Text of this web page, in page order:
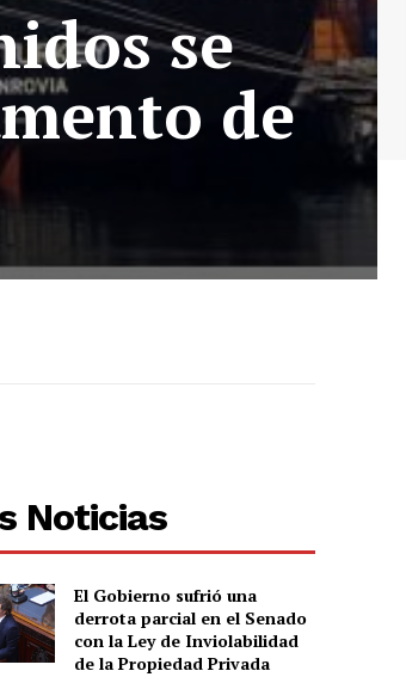
se
de
Noticias
El Gobierno sufrió una
derrota parcial en el Senado
con la Ley de Inviolabilidad
de la Propiedad Privada